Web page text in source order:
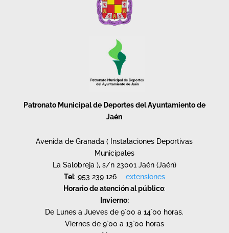
Patronato Municipal de Deportes del Ayuntamiento de
Jaén
Avenida de Granada ( Instalaciones Deportivas
Municipales
La Salobreja ), s/n 23001 Jaén (Jaén)
Tel: 953 239 126
extensiones
Horario de atención al público:
Invierno:
De Lunes a Jueves de 9`00 a 14`00 horas.
Viernes de 9`00 a 13`00 horas